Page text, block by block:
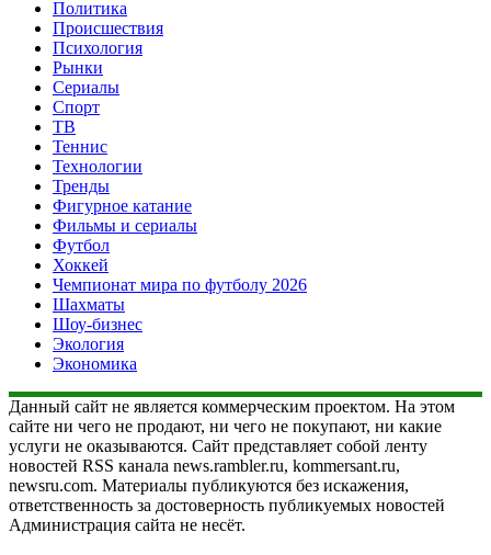
Политика
Происшествия
Психология
Рынки
Сериалы
Спорт
ТВ
Теннис
Технологии
Тренды
Фигурное катание
Фильмы и сериалы
Футбол
Хоккей
Чемпионат мира по футболу 2026
Шахматы
Шоу-бизнес
Экология
Экономика
Данный сайт не является коммерческим проектом. На этом
сайте ни чего не продают, ни чего не покупают, ни какие
услуги не оказываются. Сайт представляет собой ленту
новостей RSS канала news.rambler.ru, kommersant.ru,
newsru.com. Материалы публикуются без искажения,
ответственность за достоверность публикуемых новостей
Администрация сайта не несёт.